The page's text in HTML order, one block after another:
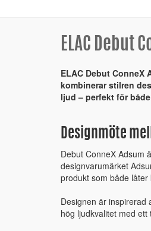
ELAC Debut
ELAC Debut ConneX
kombinerar stilren
ljud – perfekt för
Designmöte
Debut ConneX Adsum
designvarumärket
produkt som både
Designen är inspirerad
hög ljudkvalitet med ett